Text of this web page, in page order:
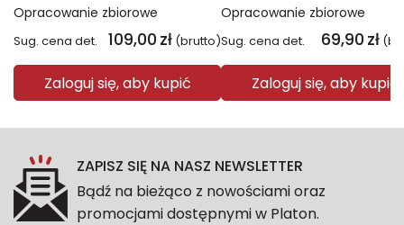
Opracowanie zbiorowe
Sug. cena det. 109,00 zł (brutto)
Zaloguj się, aby kupić
Opracowanie zbiorowe
Sug. cena det. 69,90 zł
Zaloguj się, aby kupić
ZAPISZ SIĘ NA NASZ NEWSLETTER
Bądź na bieżąco z nowościami oraz
promocjami dostępnymi w Platon.